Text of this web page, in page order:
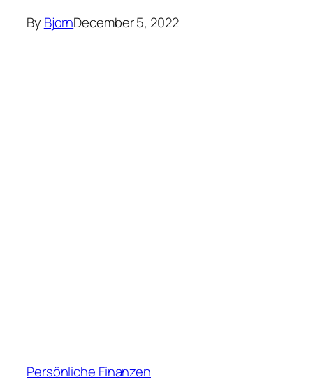
By BjornDecember 5, 2022
Persönliche Finanzen